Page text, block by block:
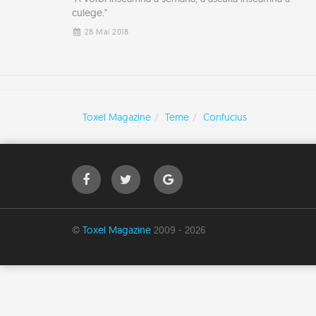
culege."
28 Mai 2018
Toxel Magazine Teme Confucius
© Toxel Magazine 2009 - 2026